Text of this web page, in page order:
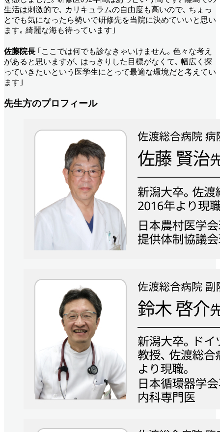
生活は刺激的で､ カリキュラムの自由度も高いので､ ちょっ
とでも気になったら勢いで研修先を当院に決めていいと思い
ます｡ 綺麗な海も待っています｣
佐藤院長 ｢ここでは何でも診なきゃいけません｡ 色々な考え
があると思いますが､ はっきりした目標がなくて､ 幅広く探
っていきたいという医学生にとって最適な環境だと考えてい
ます｣
先生方のプロフィール